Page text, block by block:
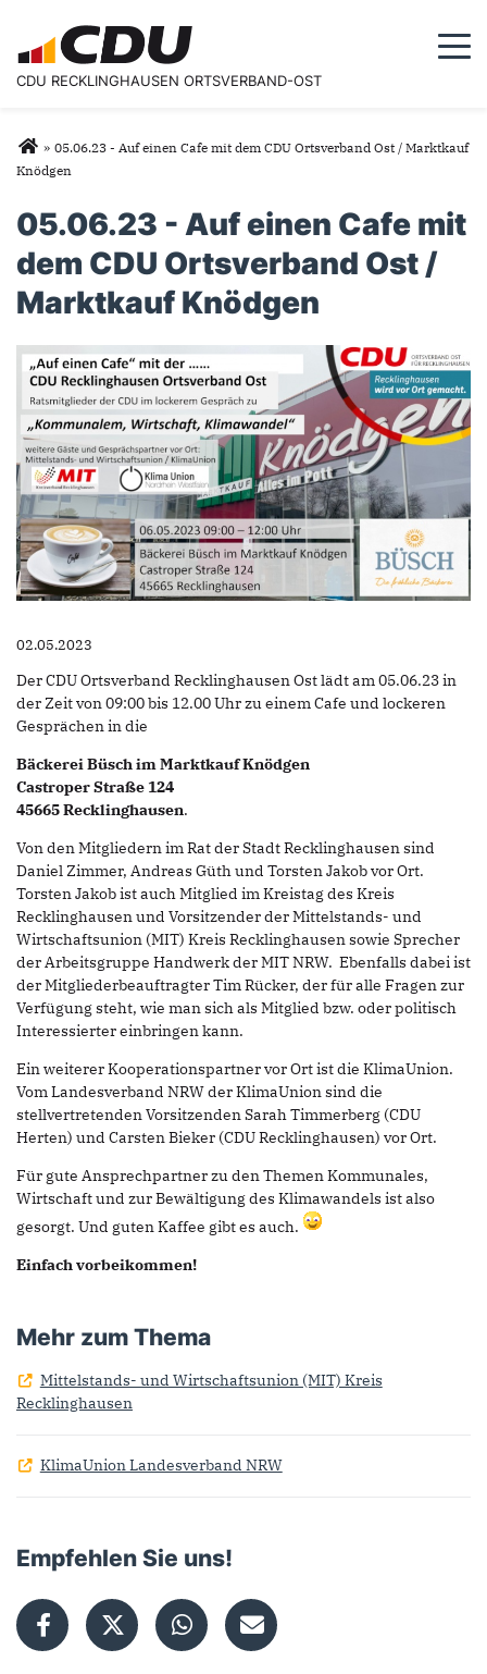
CDU RECKLINGHAUSEN ORTSVERBAND-OST
Sie sind hier
» 05.06.23 - Auf einen Cafe mit dem CDU Ortsverband Ost / Marktkauf
Knödgen
05.06.23 - Auf einen Cafe mit
dem CDU Ortsverband Ost /
Marktkauf Knödgen
02.05.2023
Der CDU Ortsverband Recklinghausen Ost lädt am 05.06.23 in
der Zeit von 09:00 bis 12.00 Uhr zu einem Cafe und lockeren
Gesprächen in die
Bäckerei Büsch im Marktkauf Knödgen
Castroper Straße 124
45665 Recklinghausen.
Von den Mitgliedern im Rat der Stadt Recklinghausen sind
Daniel Zimmer, Andreas Güth und Torsten Jakob vor Ort.
Torsten Jakob ist auch Mitglied im Kreistag des Kreis
Recklinghausen und Vorsitzender der Mittelstands- und
Wirtschaftsunion (MIT) Kreis Recklinghausen sowie Sprecher
der Arbeitsgruppe Handwerk der MIT NRW. Ebenfalls dabei ist
der Mitgliederbeauftragter Tim Rücker, der für alle Fragen zur
Verfügung steht, wie man sich als Mitglied bzw. oder politisch
Interessierter einbringen kann.
Ein weiterer Kooperationspartner vor Ort ist die KlimaUnion.
Vom Landesverband NRW der KlimaUnion sind die
stellvertretenden Vorsitzenden Sarah Timmerberg (CDU
Herten) und Carsten Bieker (CDU Recklinghausen) vor Ort.
Für gute Ansprechpartner zu den Themen Kommunales,
Wirtschaft und zur Bewältigung des Klimawandels ist also
gesorgt. Und guten Kaffee gibt es auch.
Einfach vorbeikommen!
Mehr zum Thema
Mittelstands- und Wirtschaftsunion (MIT) Kreis
Recklinghausen
KlimaUnion Landesverband NRW
Empfehlen Sie uns!